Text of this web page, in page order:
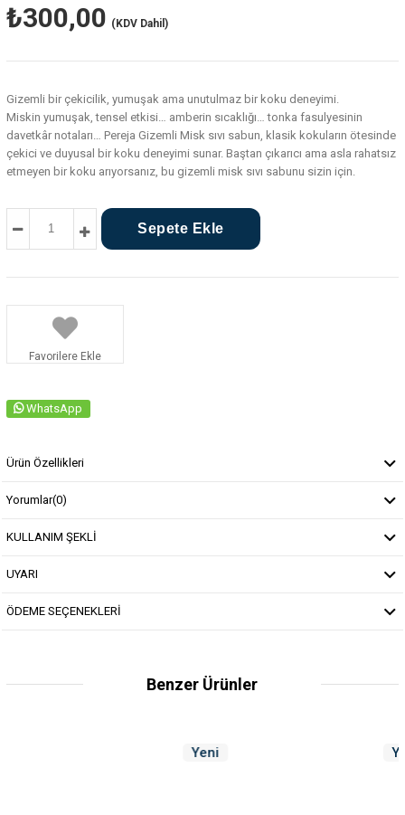
₺300,00 (KDV Dahil)
Gizemli bir çekicilik, yumuşak ama unutulmaz bir koku deneyimi.
Miskin yumuşak, tensel etkisi… amberin sıcaklığı… tonka fasulyesinin
davetkâr notaları… Pereja Gizemli Misk sıvı sabun, klasik kokuların ötesinde
çekici ve duyusal bir koku deneyimi sunar. Baştan çıkarıcı ama asla rahatsız
etmeyen bir koku arıyorsanız, bu gizemli misk sıvı sabunu sizin için.
Favorilere Ekle
WhatsApp
Ürün Özellikleri
Yorumlar(0)
KULLANIM ŞEKLİ
UYARI
ÖDEME SEÇENEKLERİ
Benzer Ürünler
Yeni
Yeni